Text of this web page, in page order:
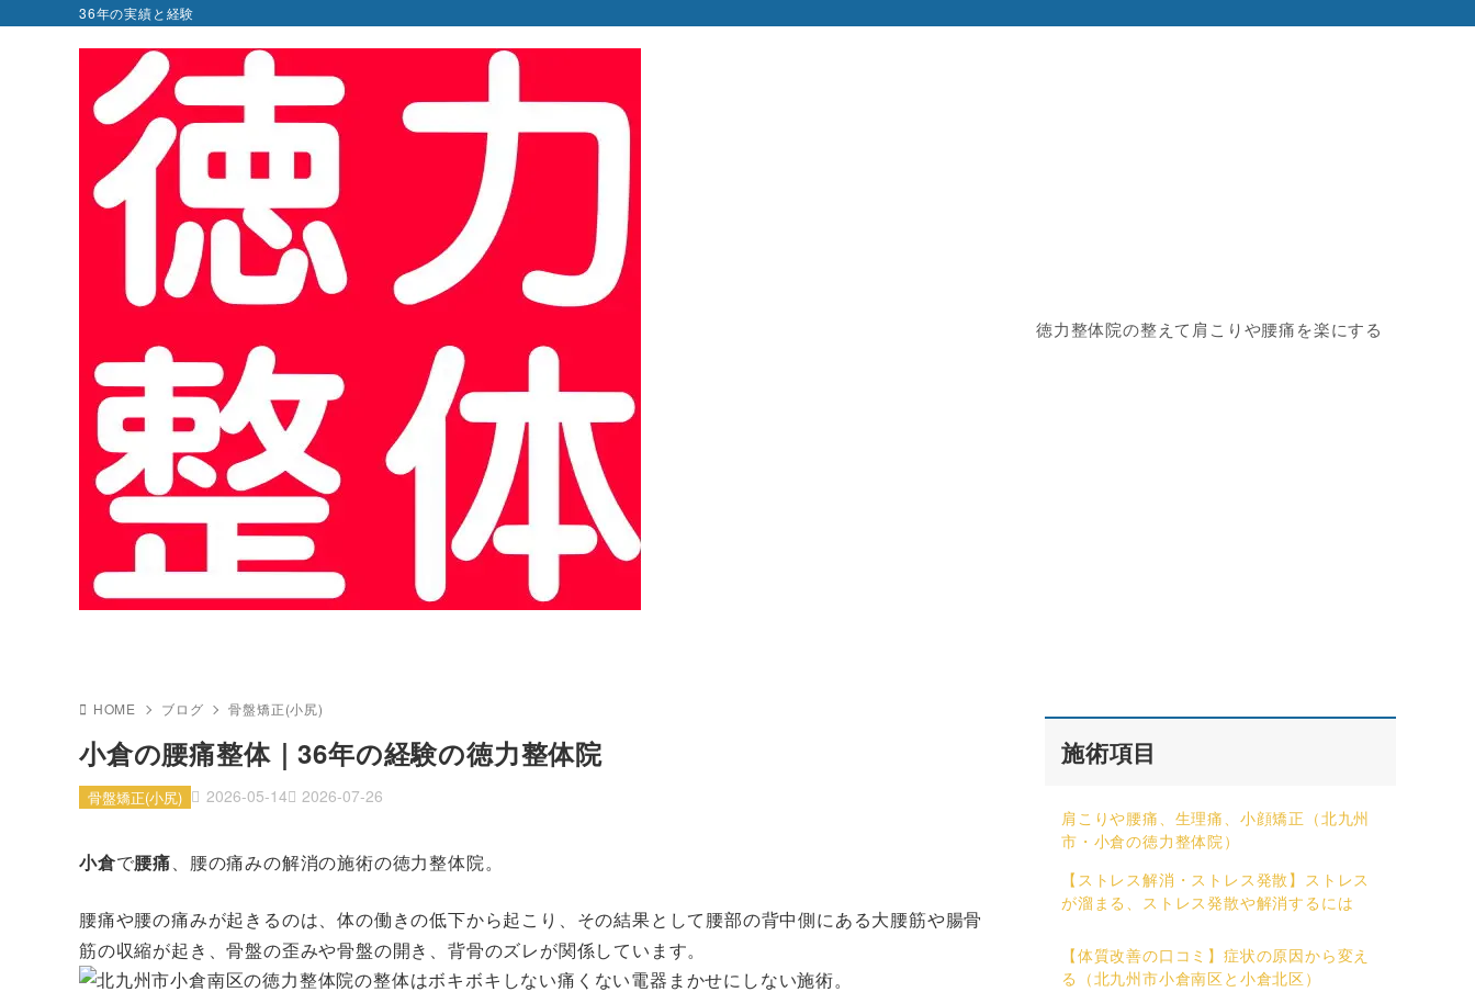
36年の実績と経験
徳力整体院の整えて肩こりや腰痛を楽にする
HOME ブログ 骨盤矯正(小尻)
小倉の腰痛整体｜36年の経験の徳力整体院
2026-05-14 2026-07-26
骨盤矯正(小尻)
小倉で腰痛、腰の痛みの解消の施術の徳力整体院。
腰痛や腰の痛みが起きるのは、体の働きの低下から起こり、その結果として腰部の背中側にある大腰筋や腸骨
筋の収縮が起き、骨盤の歪みや骨盤の開き、背骨のズレが関係しています。
施術項目
肩こりや腰痛、生理痛、小顔矯正（北九州
市・小倉の徳力整体院）
【ストレス解消・ストレス発散】ストレス
が溜まる、ストレス発散や解消するには
【体質改善の口コミ】症状の原因から変え
る（北九州市小倉南区と小倉北区）